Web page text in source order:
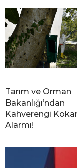
Tarım ve Orman
Bakanlığı’ndan
Kahverengi
Alarmı!